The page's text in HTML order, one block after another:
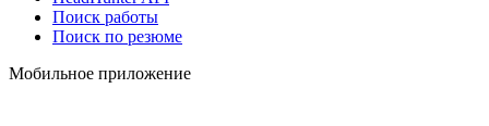
Поиск работы
Поиск по резюме
Мобильное приложение